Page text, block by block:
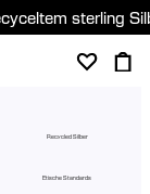
sterling
Recycled Silber
Etische Standards